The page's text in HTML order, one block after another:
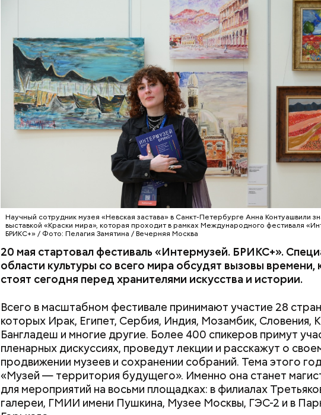
Научный сотрудник музея «Невская застава» в Санкт-Петербурге Анна Контуашвили
выставкой «Краски мира», которая проходит в рамках Международного фестиваля
БРИКС+» / Фото: Пелагия Замятина / Вечерняя Москва
20 мая стартовал фестиваль «Интермузей. БРИКС+».
области культуры со всего мира обсудят вызовы времени,
стоят сегодня перед хранителями искусства и истории.
Всего в масштабном фестивале принимают участие 28
которых Ирак, Египет, Сербия, Индия, Мозамбик, Словения,
Бангладеш и многие другие. Более 400 спикеров примут
пленарных дискуссиях, проведут лекции и расскажут о
продвижении музеев и сохранении собраний. Тема этого
«Музей — территория будущего». Именно она станет
для мероприятий на восьми площадках: в филиалах
галереи, ГМИИ имени Пушкина, Музее Москвы, ГЭС-2 и в
Технология, которую массово прославил сериал
(игровой движок Unreal Engine и LED-экран), в России
Обмануть глаз
— Каждую поездку нужно оплачивать сразу при входе в
Это установлено пунктом 5.1 Правил пользования наземным
транспортом. Именно так фиксируется оплата и поездка
зас трахов анной. Оплатить можно «Тройкой», банковской
кодом через приложение «Метро Москвы». Обязательно